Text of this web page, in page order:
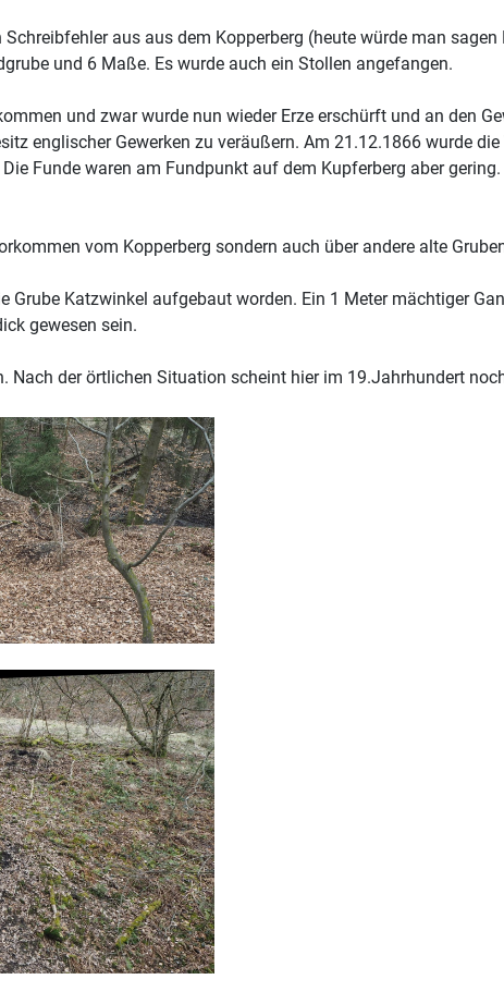
aus aus dem Kopperberg (heute würde man
und 6 Maße. Es wurde auch ein Stollen angefangen.
und zwar wurde nun wieder Erze erschürft und an den
englischer Gewerken zu veräußern. Am 21.12.1866 wurde
Funde waren am Fundpunkt auf dem Kupferberg aber
vom Kopperberg sondern auch über andere alte
Grube Katzwinkel aufgebaut worden. Ein 1 Meter mächtiger
gewesen sein.
Nach der örtlichen Situation scheint hier im 19.Jahrhundert